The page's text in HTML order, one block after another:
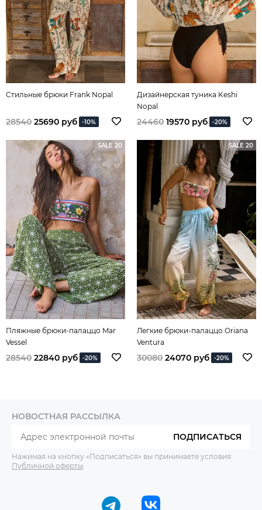
Стильные брюки Frank Nopal
28540 25690 руб -10%
Дизайнерская туника Keshi
Nopal
24460 19570 руб -20%
SALE 20
Пляжные брюки-палаццо Mar
Vessel
28540 22840 руб -20%
SALE 20
Легкие брюки-палаццо Oriana
Ventura
30080 24070 руб -20%
НОВОСТНАЯ РАССЫЛКА
ПОДПИСАТЬСЯ
Нажимая на кнопку «Подписаться» вы принимаете условия
Публичной оферты